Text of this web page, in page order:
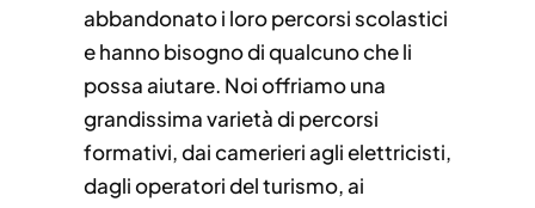
abbandonato i loro percorsi scolastici
e hanno bisogno di qualcuno che li
possa aiutare. Noi offriamo una
grandissima varietà di percorsi
formativi, dai camerieri agli elettricisti,
dagli operatori del turismo, ai